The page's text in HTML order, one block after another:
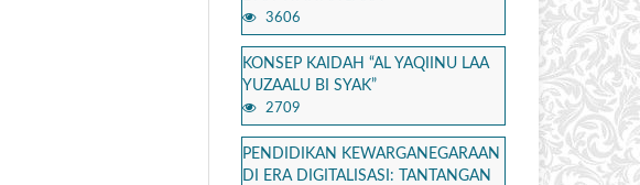
3606
KONSEP KAIDAH “AL YAQIINU LAA
YUZAALU BI SYAK”
2709
PENDIDIKAN KEWARGANEGARAAN
DI ERA DIGITALISASI: TANTANGAN